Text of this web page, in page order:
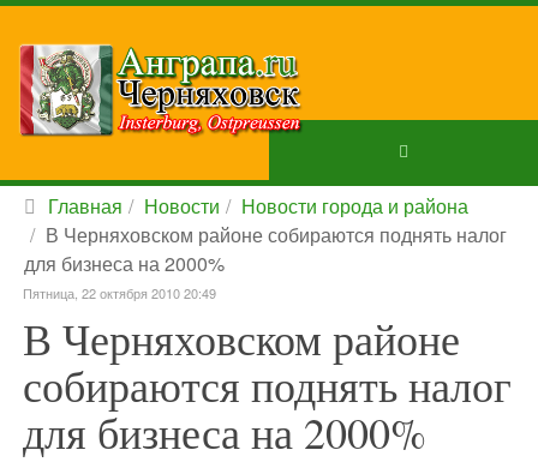
Главная Новости
Новости города и района
В Черняховском районе собираются поднять налог
для бизнеса на 2000%
Пятница, 22 октября 2010 20:49
В Черняховском районе
собираются поднять налог
для бизнеса на 2000%